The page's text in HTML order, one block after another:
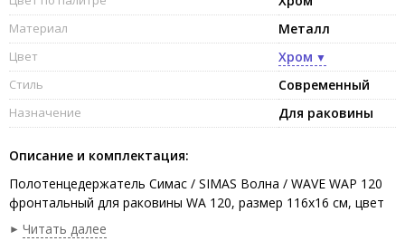
Материал Металл
Цвет Хром
Стиль Современный
Назначение Для раковины
Описание и комплектация:
Полотенцедержатель Симас / SIMAS Волна / WAVE WAP 120
фронтальный для раковины WA 120, размер 116x16 см, цвет
хром.
Читать далее